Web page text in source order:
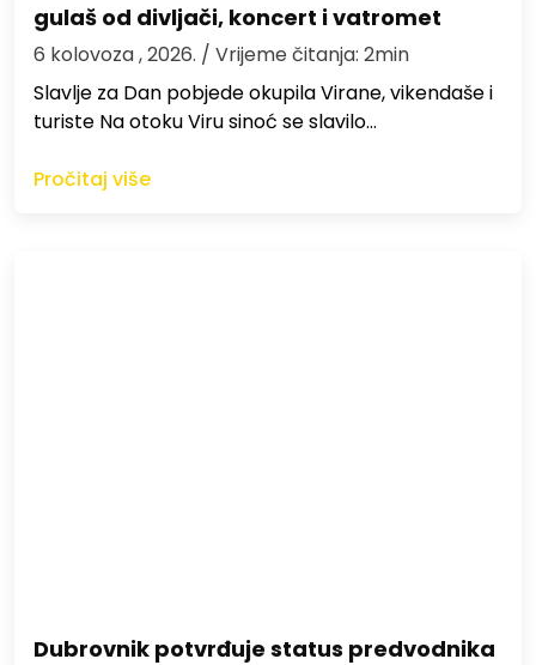
gulaš od divljači, koncert i vatromet
6 kolovoza , 2026. / Vrijeme čitanja: 2min
Slavlje za Dan pobjede okupila Virane, vikendaše i
turiste Na otoku Viru sinoć se slavilo…
Pročitaj više
Dubrovnik potvrđuje status predvodnika